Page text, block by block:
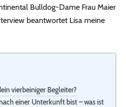
Bulldog-Dame Frau Maier
beantwortet Lisa meine
vierbeiniger Begleiter?
einer Unterkunft bist – was ist